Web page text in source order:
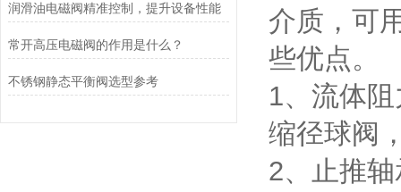
润滑油电磁阀精准控制，提升设备性能
常开高压电磁阀的作用是什么？
不锈钢静态平衡阀选型参考
介质，可
些优点。
1、流体
缩径球阀
2、止推